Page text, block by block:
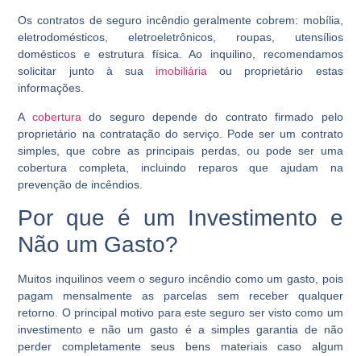
Os contratos de seguro incêndio geralmente cobrem: mobília,
eletrodomésticos, eletroeletrônicos, roupas, utensílios
domésticos e estrutura física. Ao inquilino, recomendamos
solicitar junto à sua imobiliária ou proprietário estas
informações.
A cobertura do seguro depende do contrato firmado pelo
proprietário na contratação do serviço. Pode ser um contrato
simples, que cobre as principais perdas, ou pode ser uma
cobertura completa, incluindo reparos que ajudam na
prevenção de incêndios.
Por que é um Investimento e
Não um Gasto?
Muitos inquilinos veem o seguro incêndio como um gasto, pois
pagam mensalmente as parcelas sem receber qualquer
retorno. O principal motivo para este seguro ser visto como um
investimento e não um gasto é a simples garantia de não
perder completamente seus bens materiais caso algum